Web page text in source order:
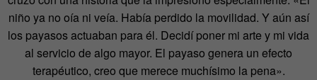
niño ya no oía ni veía. Había perdido la movilidad. Y aún así
los payasos actuaban para él. Decidí poner mi arte y mi vida
al servicio de algo mayor. El payaso genera un efecto
terapéutico, creo que merece muchísimo la pena».